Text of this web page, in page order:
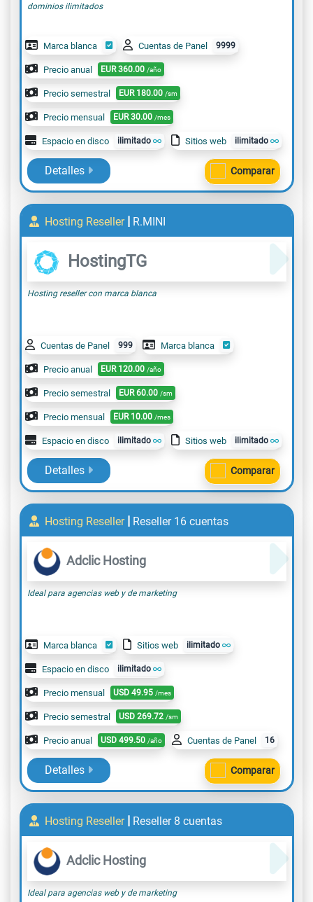
dominios ilimitados
Marca blanca Cuentas de Panel 9999
Precio anual EUR 360.00 /año
Precio semestral EUR 180.00 /sm
Precio mensual EUR 30.00 /mes
Espacio en disco ilimitado Sitios web ilimitado
Detalles Comparar
Hosting Reseller | R.MINI
HostingTG
Hosting reseller con marca blanca
Cuentas de Panel 999 Marca blanca
Precio anual EUR 120.00 /año
Precio semestral EUR 60.00 /sm
Precio mensual EUR 10.00 /mes
Espacio en disco ilimitado Sitios web ilimitado
Detalles Comparar
Hosting Reseller | Reseller 16 cuentas
Adclic Hosting
Ideal para agencias web y de marketing
Marca blanca Sitios web ilimitado
Espacio en disco ilimitado
Precio mensual USD 49.95 /mes
Precio semestral USD 269.72 /sm
Precio anual USD 499.50 /año Cuentas de Panel 16
Detalles Comparar
Hosting Reseller | Reseller 8 cuentas
Adclic Hosting
Ideal para agencias web y de marketing